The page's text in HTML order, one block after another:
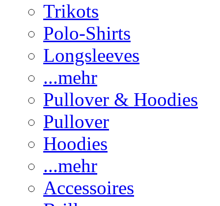
Trikots
Polo-Shirts
Longsleeves
...mehr
Pullover & Hoodies
Pullover
Hoodies
...mehr
Accessoires